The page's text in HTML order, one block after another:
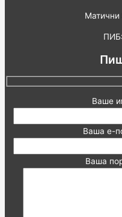
Матични
Ваше
Ваша е-
Ваша